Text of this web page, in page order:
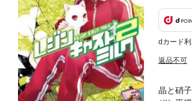
dカード
返品不可
晶と硝